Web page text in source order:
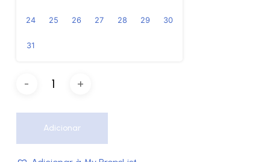
24 25 26 27 28 29 30
31
Adicionar